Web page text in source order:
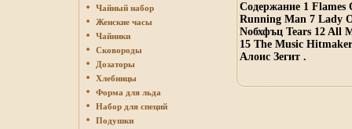
Чайный набор
Женские часы
Чайники
Сковороды
Дозаторы
Хлебницы
Форма для льда
Набор для специй
Подушки
Содержание 1 Flames
Running Man 7 Lady
Noбхфъц Tears 12 All
15 The Music
Алоис Зегит .